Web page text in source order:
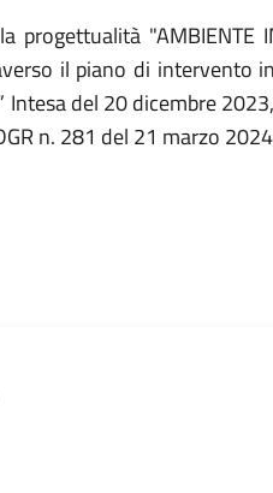
progettualità "AMBIENTE
il piano di intervento
Intesa del 20 dicembre
n. 281 del 21 marzo